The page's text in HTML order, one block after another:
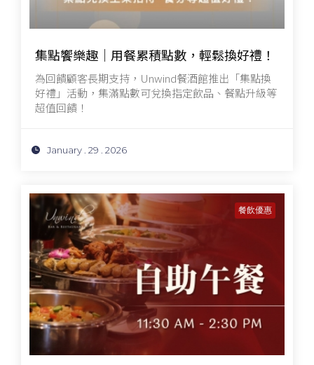
集點饗樂趣｜用餐累積點數，輕鬆換好禮！
為回饋顧客長期支持，Unwind餐酒館推出「集點換
好禮」活動，集滿點數可兌換指定飲品、餐點升級等
超值回饋！
January . 29 . 2026
餐飲優惠